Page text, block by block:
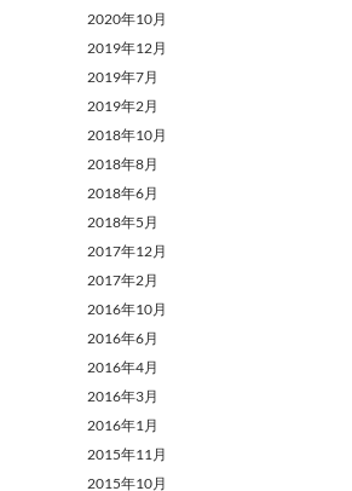
2020年10月
2019年12月
2019年7月
2019年2月
2018年10月
2018年8月
2018年6月
2018年5月
2017年12月
2017年2月
2016年10月
2016年6月
2016年4月
2016年3月
2016年1月
2015年11月
2015年10月